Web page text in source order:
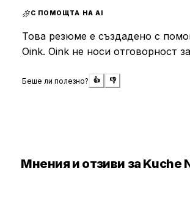
С ПОМОЩТА НА AI
Това резюме е създадено с
Oink. Oink не носи отговорност
Беше ли полезно? 👍 👎
Мнения и отзиви за Kuche